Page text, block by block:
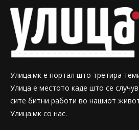
Улица.мк е портал што третира
Улица е местото каде што се
сите битни работи во нашиот
Улица.мк со нас.